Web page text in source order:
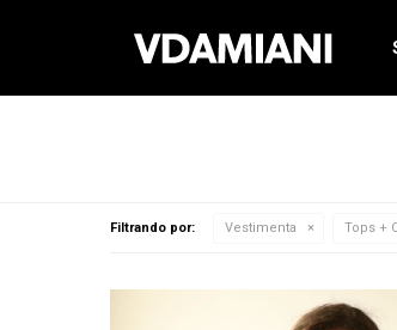
Filtrando por: Vestimenta Tops +